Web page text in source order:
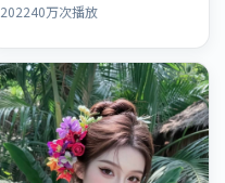
202240万次播放